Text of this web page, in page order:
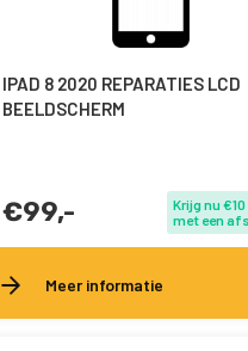
IPAD 8 2020 REPARATIES LCD
BEELDSCHERM
€99,-
Krijg nu
met een
Meer informatie